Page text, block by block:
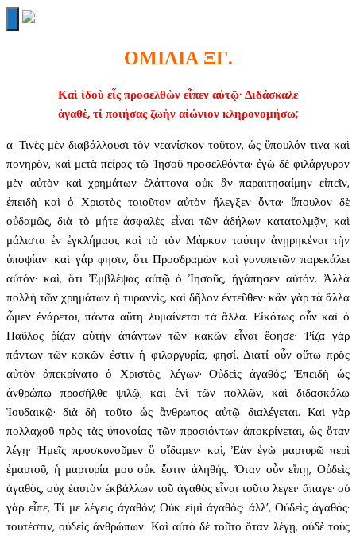
ΟΜΙΛΙΑ ΞΓ.
Καὶ ἰδοὺ εἷς προσελθὼν εἶπεν αὐτῷ· Διδάσκαλε
ἀγαθὲ, τί ποιήσας ζωὴν αἰώνιον κληρονομήσω;
α. Τινὲς μὲν διαβάλλουσι τὸν νεανίσκον τοῦτον, ὡς ὕπουλόν τινα καὶ
πονηρὸν, καὶ μετὰ πείρας τῷ Ἰησοῦ προσελθόντα· ἐγὼ δὲ φιλάργυρον
μὲν αὐτὸν καὶ χρημάτων ἐλάττονα οὐκ ἂν παραιτησαίμην εἰπεῖν,
ἐπειδὴ καὶ ὁ Χριστὸς τοιοῦτον αὐτὸν ἤλεγξεν ὄντα· ὕπουλον δὲ
οὐδαμῶς, διὰ τὸ μήτε ἀσφαλὲς εἶναι τῶν ἀδήλων κατατολμᾷν, καὶ
μάλιστα ἐν ἐγκλήμασι, καὶ τὸ τὸν Μάρκον ταύτην ἀνῃρηκέναι τὴν
ὑποψίαν· καὶ γάρ φησιν, ὅτι Προσδραμὼν καὶ γονυπετῶν παρεκάλει
αὐτόν· καὶ, ὅτι Ἐμβλέψας αὐτῷ ὁ Ἰησοῦς, ἠγάπησεν αὐτόν. Ἀλλὰ
πολλὴ τῶν χρημάτων ἡ τυραννὶς, καὶ δῆλον ἐντεῦθεν· κἂν γὰρ τὰ ἄλλα
ὦμεν ἐνάρετοι, πάντα αὕτη λυμαίνεται τὰ ἄλλα. Εἰκότως οὖν καὶ ὁ
Παῦλος ῥίζαν αὐτὴν ἁπάντων τῶν κακῶν εἶναι ἔφησε· Ῥίζα γὰρ
πάντων τῶν κακῶν ἐστιν ἡ φιλαργυρία, φησί. Διατί οὖν οὕτω πρὸς
αὐτὸν ἀπεκρίνατο ὁ Χριστὸς, λέγων· Οὐδεὶς ἀγαθός; Ἐπειδὴ ὡς
ἀνθρώπῳ προσῆλθε ψιλῷ, καὶ ἑνὶ τῶν πολλῶν, καὶ διδασκάλῳ
Ἰουδαικῷ· διὰ δὴ τοῦτο ὡς ἄνθρωπος αὐτῷ διαλέγεται. Καὶ γὰρ
πολλαχοῦ πρὸς τὰς ὑπονοίας τῶν προσιόντων ἀποκρίνεται, ὡς ὅταν
λέγῃ· Ἡμεῖς προσκυνοῦμεν ὃ οἴδαμεν· καὶ, Ἐὰν ἐγὼ μαρτυρῶ περὶ
ἐμαυτοῦ, ἡ μαρτυρία μου οὐκ ἔστιν ἀληθής. Ὅταν οὖν εἴπῃ, Οὐδεὶς
ἀγαθὸς, οὐχ ἑαυτὸν ἐκβάλλων τοῦ ἀγαθὸς εἶναι τοῦτο λέγει· ἄπαγε· οὐ
γὰρ εἶπε, Τί με λέγεις ἀγαθόν; Οὐκ εἰμὶ ἀγαθός· ἀλλ’, Οὐδεὶς ἀγαθός·
τουτέστιν, οὐδεὶς ἀνθρώπων. Καὶ αὐτὸ δὲ τοῦτο ὅταν λέγῃ, οὐδὲ τοὺς